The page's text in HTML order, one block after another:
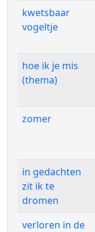
kwetsbaar
vogeltje
hoe ik je mis
(thema)
zomer
in gedachten
zit ik te
dromen
verloren in de